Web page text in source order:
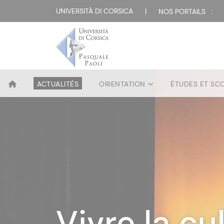
UNIVERSITÀ DI CORSICA | NOS PORTAILS :
ACTUALITÉS ORIENTATION ÉTUDES ET